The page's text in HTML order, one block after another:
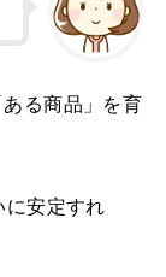
る商品」を育
に安定すれ